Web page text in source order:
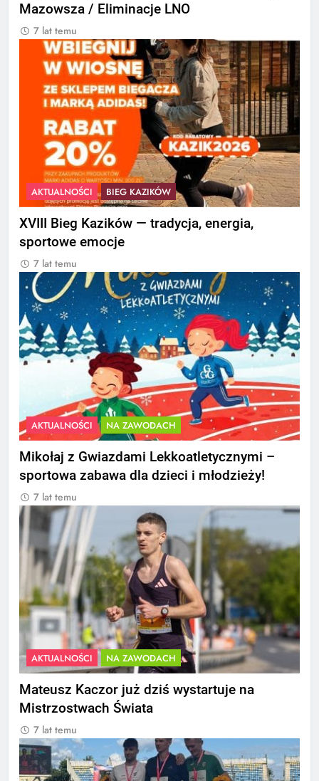
Mazowsza / Eliminacje LNO
7 lat temu
AKTUALNOŚCI BIEG KAZIKÓW
XVIII Bieg Kazików — tradycja, energia,
sportowe emocje
7 lat temu
AKTUALNOŚCI NA ZAWODACH
Mikołaj z Gwiazdami Lekkoatletycznymi –
sportowa zabawa dla dzieci i młodzieży!
7 lat temu
AKTUALNOŚCI NA ZAWODACH
Mateusz Kaczor już dziś wystartuje na
Mistrzostwach Świata
7 lat temu